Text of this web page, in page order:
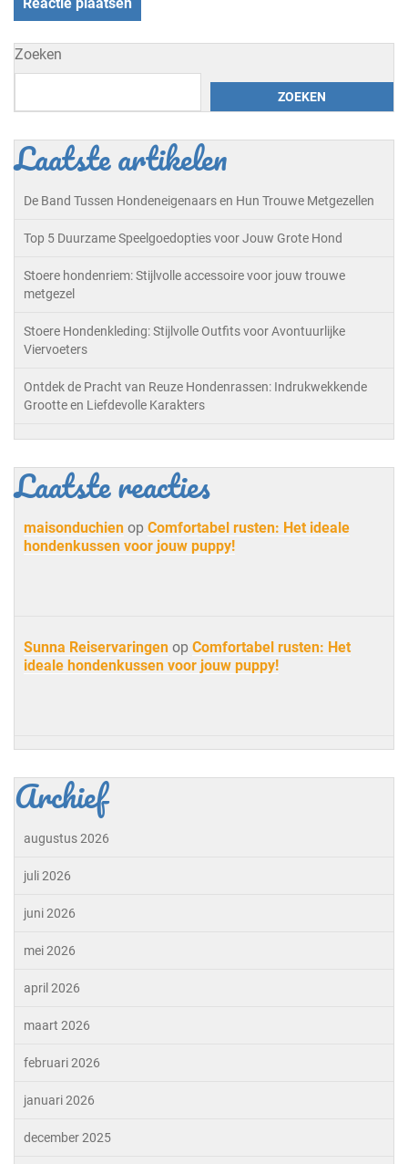
Zoeken
ZOEKEN
Laatste artikelen
De Band Tussen Hondeneigenaars en Hun Trouwe Metgezellen
Top 5 Duurzame Speelgoedopties voor Jouw Grote Hond
Stoere hondenriem: Stijlvolle accessoire voor jouw trouwe
metgezel
Stoere Hondenkleding: Stijlvolle Outfits voor Avontuurlijke
Viervoeters
Ontdek de Pracht van Reuze Hondenrassen: Indrukwekkende
Grootte en Liefdevolle Karakters
Laatste reacties
maisonduchien op Comfortabel rusten: Het ideale
hondenkussen voor jouw puppy!
Sunna Reiservaringen op Comfortabel rusten: Het
ideale hondenkussen voor jouw puppy!
Archief
augustus 2026
juli 2026
juni 2026
mei 2026
april 2026
maart 2026
februari 2026
januari 2026
december 2025